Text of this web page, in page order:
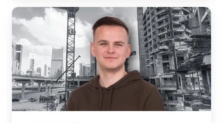
Ontmoet
het
Omnidots
Team
tijdens
INTERGEO
|
Jens
Lankamp